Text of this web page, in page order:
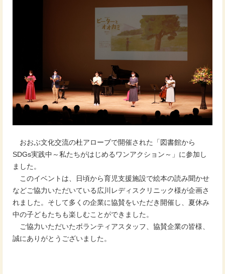
おおぶ文化交流の杜アローブで開催された「図書館から
SDGs実践中～私たちがはじめるワンアクション～」に参加し
ました。
このイベントは、日頃から育児支援施設で絵本の読み聞かせ
などご協力いただいている広川レディスクリニック様が企画さ
れました。そして多くの企業に協賛をいただき開催し、夏休み
中の子どもたちも楽しむことができました。
ご協力いただいたボランティアスタッフ、協賛企業の皆様、
誠にありがとうございました。